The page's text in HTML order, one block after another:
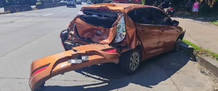
Sicario de la Mara
Salvatrucha es capturado en
Guatemala
23 marzo, 2026
En «Principal»
En cierre de fronteras a
pandillas, Guatemala ha
detenido a 290 terroristas
salvadoreños
18 mayo, 2026
En «Principal»